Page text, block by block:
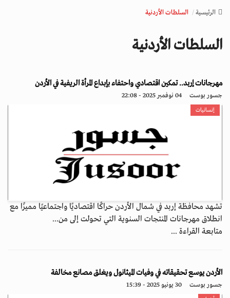
v
a
o
n
الرئيسية السلطات الأردنية
السلطات الأردنية
مهرجانات إربد.. تمكين اقتصادي واحتفاء بإبداع المرأة الريفية في الأردن
جسور بوست 04 نوفمبر 2025 - 22:08
إنسانيات
تشهد محافظة إربد في شمال الأردن حراكًا اقتصاديًا واجتماعيًا مميزًا مع
انطلاق مهرجانات المنتجات السنوية التي تحولت إلى من...
متابعة القراءة ...
الأردن يوسع تحقيقاته في وفيات الميثانول ويغلق مصانع مخالفة
جسور بوست 30 يونيو 2025 - 15:39